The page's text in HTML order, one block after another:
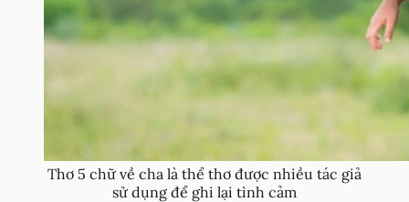
Thơ 5 chữ về cha là thể thơ được nhiều tác giả
sử dụng để ghi lại tình cảm